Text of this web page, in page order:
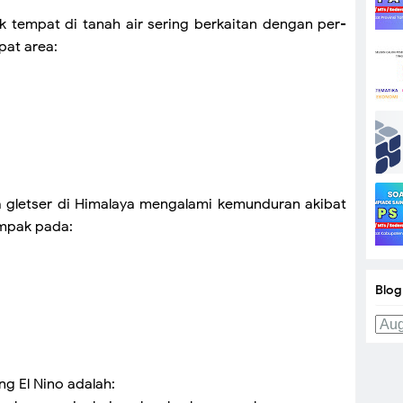
tempat di tanah air sering berkaitan dengan per-
area:
di Himalaya mengalami kemunduran akibat
pada:
El Nino adalah: